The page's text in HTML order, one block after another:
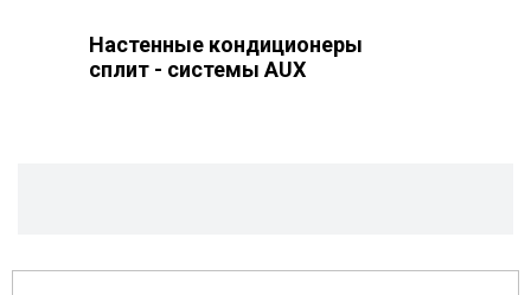
Настенные кондиционеры
сплит - системы AUX